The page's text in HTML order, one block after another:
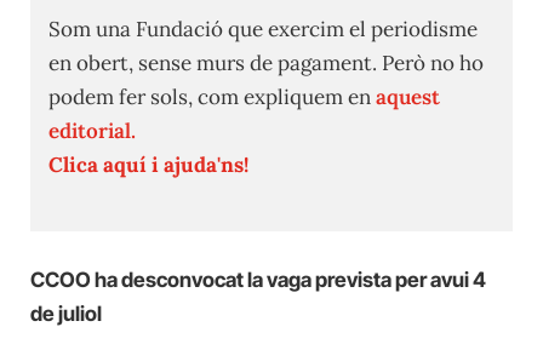
Som una Fundació que exercim el periodisme
en obert, sense murs de pagament. Però no ho
podem fer sols, com expliquem enaquest
editorial.
Clica aquí i ajuda'ns!
CCOO ha desconvocat la vaga prevista per avui 4
de juliol